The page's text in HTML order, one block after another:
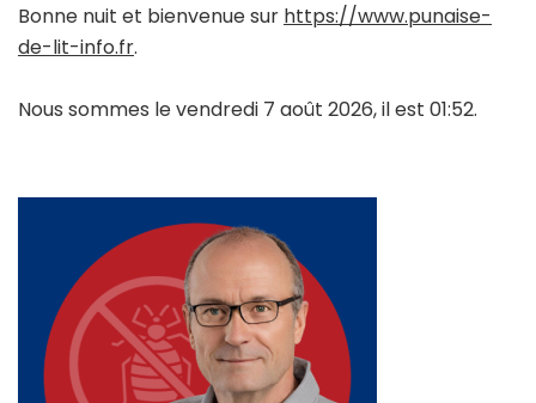
Bonne nuit et bienvenue sur https://www.punaise-
de-lit-info.fr.
Nous sommes le vendredi 7 août 2026, il est 01:52.